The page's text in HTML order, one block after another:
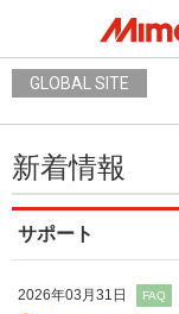
GLOBAL SITE
新着情報
サポート
2026年03月31日 FAQ